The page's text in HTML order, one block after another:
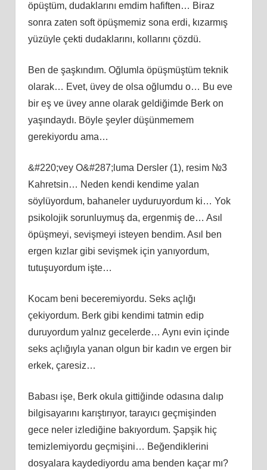
öpüştüm, dudaklarını emdim hafiften… Biraz
sonra zaten soft öpüşmemiz sona erdi, kızarmış
yüzüyle çekti dudaklarını, kollarını çözdü.
Ben de şaşkındım. Oğlumla öpüşmüştüm teknik
olarak… Evet, üvey de olsa oğlumdu o… Bu eve
bir eş ve üvey anne olarak geldiğimde Berk on
yaşındaydı. Böyle şeyler düşünmemem
gerekiyordu ama…
&#220;vey O&#287;luma Dersler (1), resim №3
Kahretsin… Neden kendi kendime yalan
söylüyordum, bahaneler uyduruyordum ki… Yok
psikolojik sorunluymuş da, ergenmiş de… Asıl
öpüşmeyi, sevişmeyi isteyen bendim. Asıl ben
ergen kızlar gibi sevişmek için yanıyordum,
tutuşuyordum işte…
Kocam beni beceremiyordu. Seks açlığı
çekiyordum. Berk gibi kendimi tatmin edip
duruyordum yalnız gecelerde… Aynı evin içinde
seks açlığıyla yanan olgun bir kadın ve ergen bir
erkek, çaresiz…
Babası işe, Berk okula gittiğinde odasına dalıp
bilgisayarını karıştırıyor, tarayıcı geçmişinden
gece neler izlediğine bakıyordum. Şapşik hiç
temizlemiyordu geçmişini… Beğendiklerini
dosyalara kaydediyordu ama benden kaçar mı?